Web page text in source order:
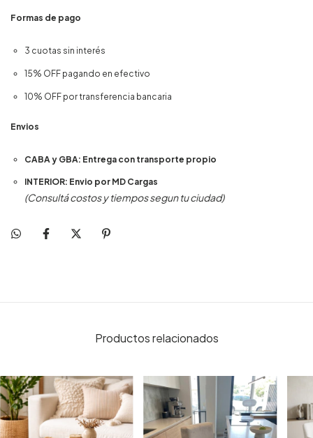
Formas de pago
3 cuotas sin interés
15% OFF pagando en efectivo
10% OFF por transferencia bancaria
Envios
CABA y GBA: Entrega con transporte propio
INTERIOR: Envio por MD Cargas
(Consultá costos y tiempos segun tu ciudad)
Productos relacionados